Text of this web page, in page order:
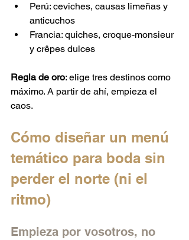
Perú: ceviches, causas limeñas y
anticuchos
Francia: quiches, croque-monsieur
y crêpes dulces
Regla de oro: elige tres destinos como
máximo. A partir de ahí, empieza el
caos.
Cómo diseñar un menú
temático para boda sin
perder el norte (ni el
ritmo)
Empieza por vosotros, no